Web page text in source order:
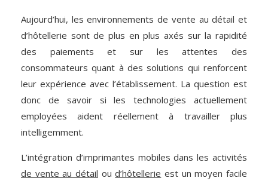
Aujourd’hui, les environnements de vente au détail et
d’hôtellerie sont de plus en plus axés sur la rapidité
des paiements et sur les attentes des
consommateurs quant à des solutions qui renforcent
leur expérience avec l’établissement. La question est
donc de savoir si les technologies actuellement
employées aident réellement à travailler plus
intelligemment.
L’intégration d’imprimantes mobiles dans les activités
de vente au détail oud’hôtellerie est un moyen facile